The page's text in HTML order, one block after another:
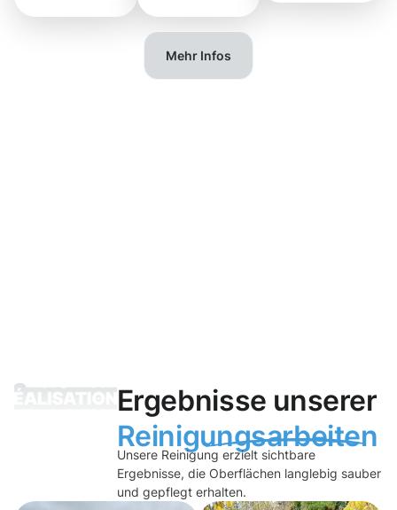
Mehr Infos
Ergebnisse unserer
Reinigungsarbeiten
Unsere Reinigung erzielt sichtbare
Ergebnisse, die Oberflächen langlebig sauber
und gepflegt erhalten.